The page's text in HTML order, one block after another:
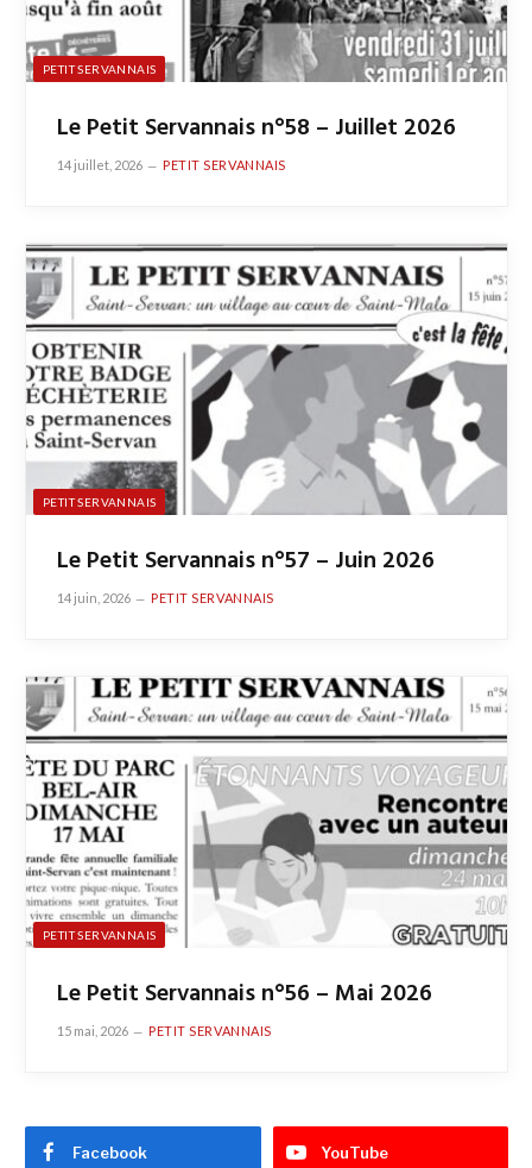
PETIT SERVANNAIS
Le Petit Servannais n°58 – Juillet 2026
14 juillet, 2026 PETIT SERVANNAIS
PETIT SERVANNAIS
Le Petit Servannais n°57 – Juin 2026
14 juin, 2026 PETIT SERVANNAIS
PETIT SERVANNAIS
Le Petit Servannais n°56 – Mai 2026
15 mai, 2026 PETIT SERVANNAIS
Facebook YouTube